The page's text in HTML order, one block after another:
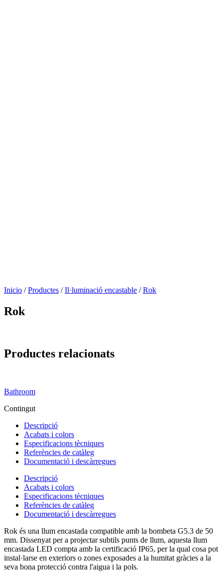
Inicio / Productes / Il·luminació encastable / Rok
Rok
Productes relacionats
Bathroom
Contingut
Descripció
Acabats i colors
Especificacions tècniques
Referències de catàleg
Documentació i descàrregues
Descripció
Acabats i colors
Especificacions tècniques
Referències de catàleg
Documentació i descàrregues
Rok és una llum encastada compatible amb la bombeta G5.3 de 50
mm. Dissenyat per a projectar subtils punts de llum, aquesta llum
encastada LED compta amb la certificació IP65, per la qual cosa pot
instal·larse en exteriors o zones exposades a la humitat gràcies a la
seva bona protecció contra l'aigua i la pols.